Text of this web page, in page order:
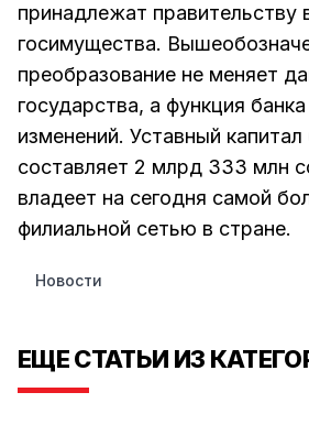
принадлежат правительству
госимущества.
преобразование не меняет
государства, а функция
изменений. Уставный капитал
составляет 2 млрд 333 млн
владеет на сегодня самой
филиальной сетью в стране.
Новости
ЕЩЕ СТАТЬИ ИЗ